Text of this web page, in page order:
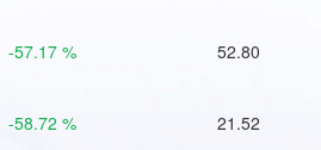
-57.17 % 52.80
-58.72 % 21.52